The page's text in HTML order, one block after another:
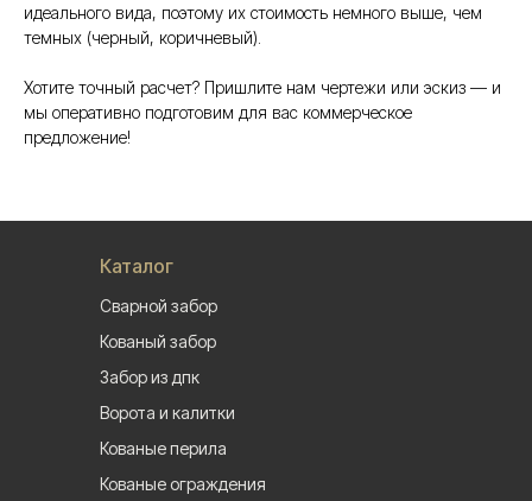
идеального вида, поэтому их стоимость немного выше, чем
темных (черный, коричневый).
Хотите точный расчет? Пришлите нам чертежи или эскиз — и
мы оперативно подготовим для вас коммерческое
предложение!
Каталог
Сварной забор
Кованый забор
Забор из дпк
Ворота и калитки
Кованые ограждения
Кованые перила